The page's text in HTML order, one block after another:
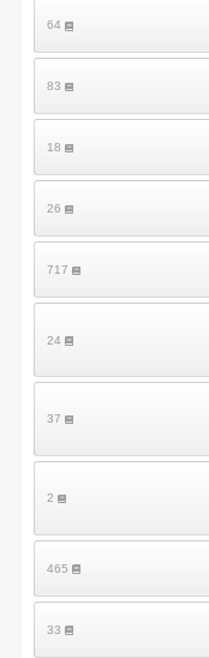
64
83
18
26
717
24
37
2
465
33